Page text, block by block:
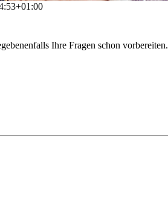
Ihre Fragen schon vorbereiten.